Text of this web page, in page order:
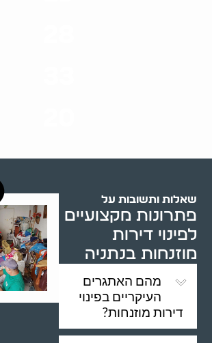
שאלות ותשובות על
פתרונות מקצועיים
לפינוי דירות
מוזנחות בנתניה
מהם האתגרים
העיקריים בפינוי
דירות מוזנחות?